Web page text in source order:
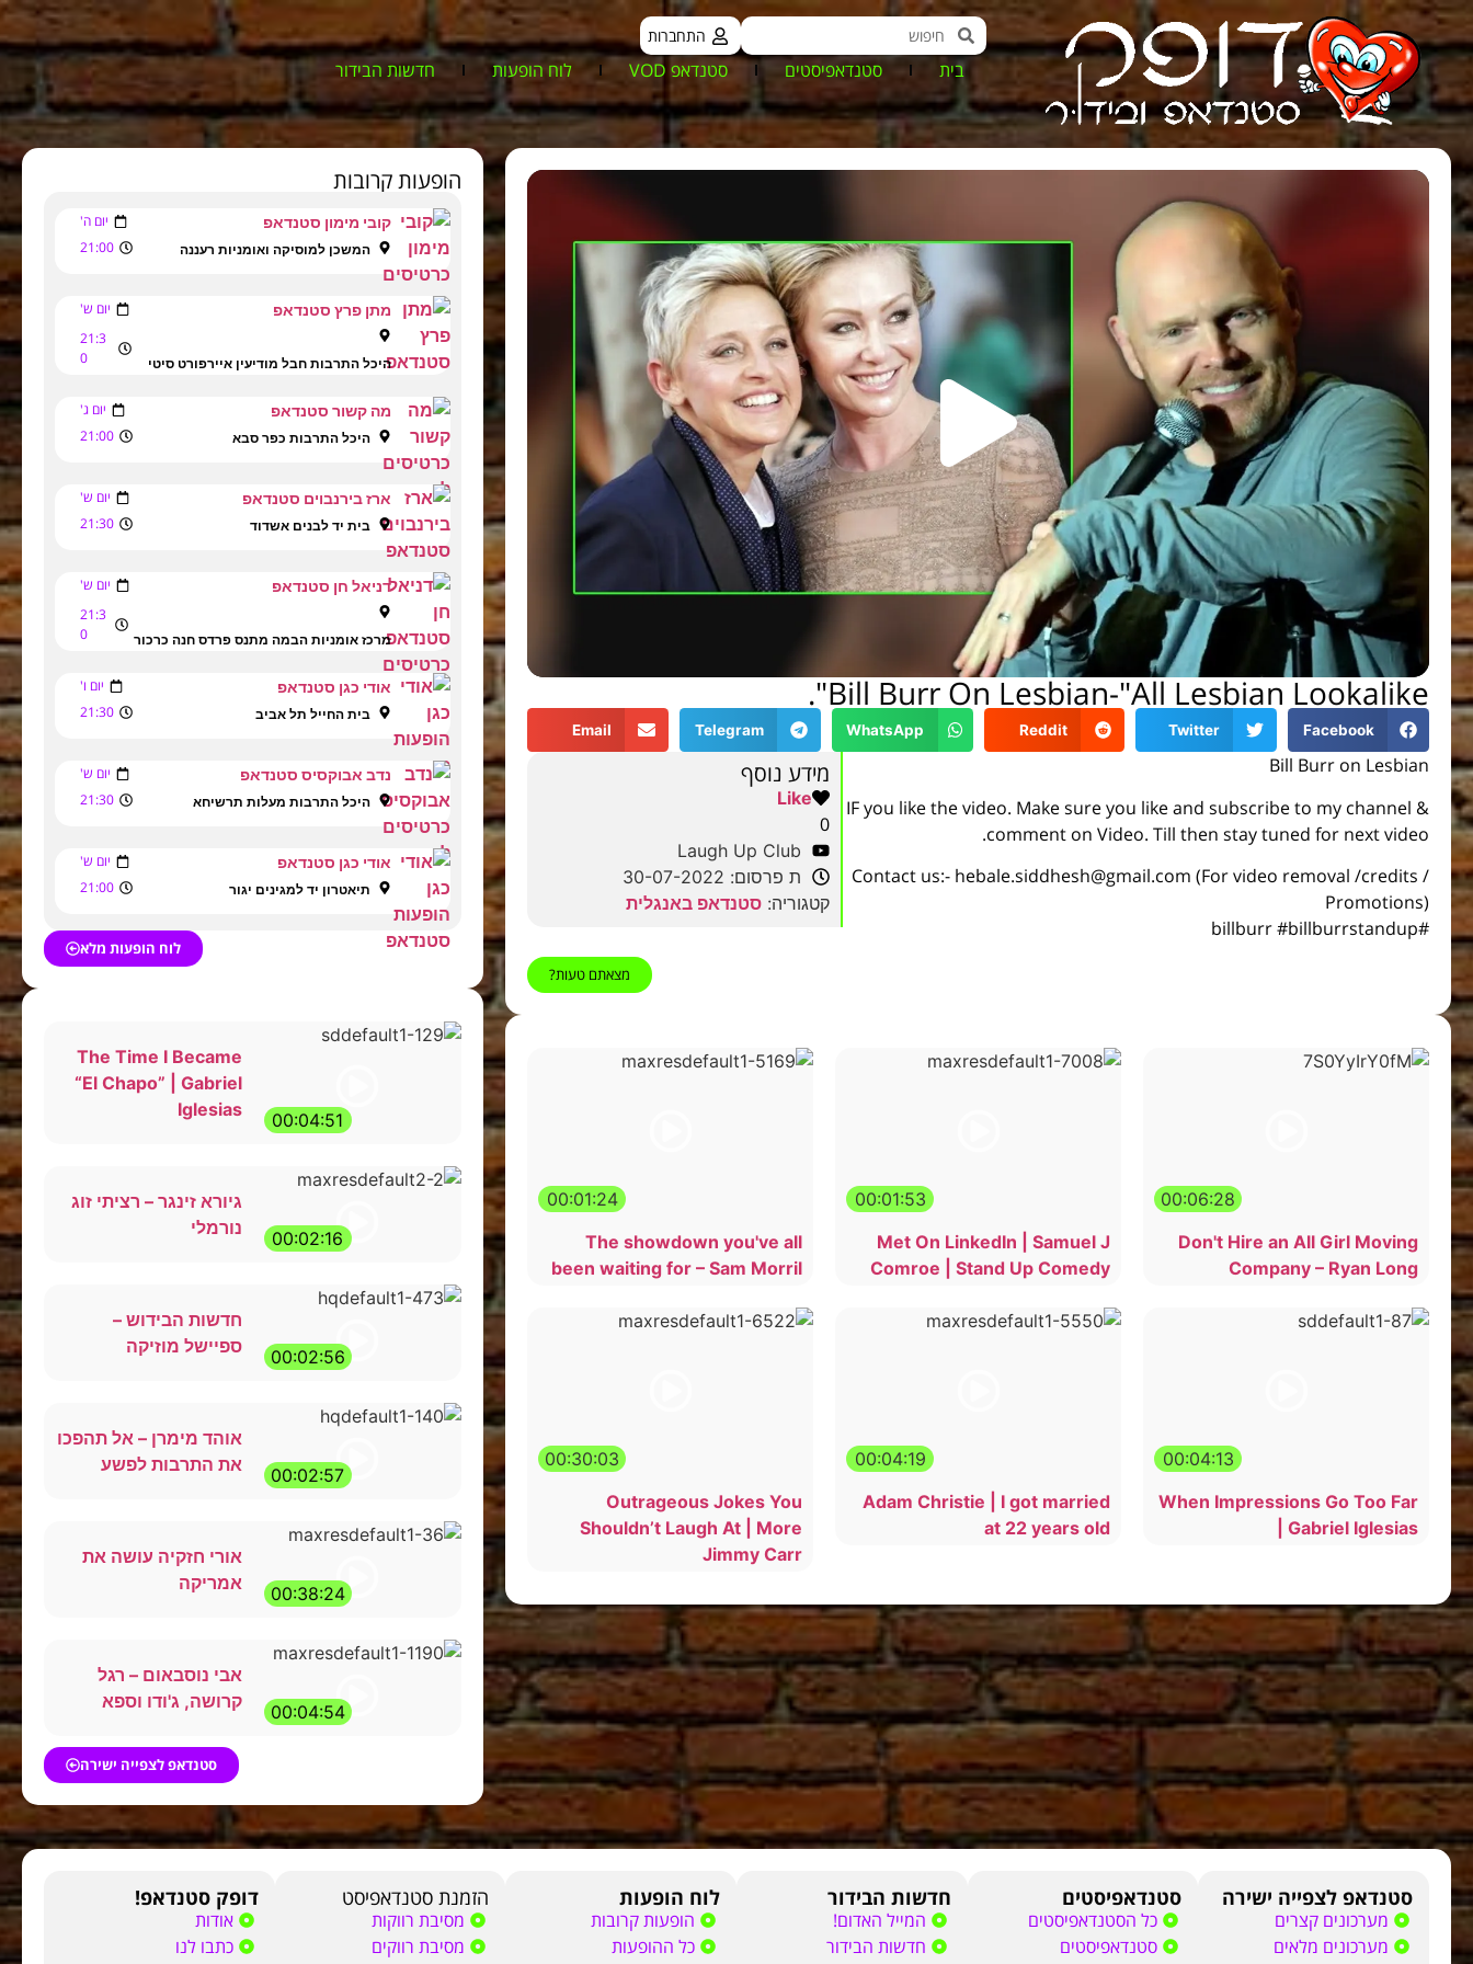
התחברות
בית סטנדאפיסטים סטנדאפ VOD לוח הופעות חדשות הבידור
Bill Burr On Lesbian-"All Lesbian Lookalike".
Facebook
Twitter
Reddit
WhatsApp
Telegram
Email
Bill Burr on Lesbian
IF you like the video. Make sure you like and subscribe to my channel &
comment on Video. Till then stay tuned for next video.
Contact us:- hebale.siddhesh@gmail.com (For video removal /credits /
Promotions)
#billburr #billburrstandup
מידע נוסף
Like
0
Laugh Up Club
ת פרסום: 30-07-2022
קטגוריה: סטנדאפ באנגלית
מצאתם טעות?
00:06:28
Don't Hire an All Girl Moving
Company – Ryan Long
00:01:53
Met On LinkedIn | Samuel J
Comroe | Stand Up Comedy
00:01:24
The showdown you've all
been waiting for – Sam Morril
00:04:13
When Impressions Go Too Far
| Gabriel Iglesias
00:04:19
Adam Christie | I got married
at 22 years old
00:30:03
Outrageous Jokes You
Shouldn’t Laugh At | More
Jimmy Carr
הופעות קרובות
קובי מימון סטנדאפ יום ה'
המשכן למוסיקה ואומניות רעננה 21:00
מתן פרץ סטנדאפ יום ש'
היכל התרבות חבל מודיעין איירפורט סיטי
21:3
0
מה קשור סטנדאפ יום ג'
היכל התרבות כפר סבא 21:00
ארז בירנבוים סטנדאפ יום ש'
בית יד לבנים אשדוד 21:30
דניאל חן סטנדאפ יום ש'
מרכז אומניות הבמה מתנס פרדס חנה כרכור
21:3
0
אודי כגן סטנדאפ יום ו'
בית החייל תל אביב 21:30
נדב אבוקסיס סטנדאפ יום ש'
היכל התרבות מעלות תרשיחא 21:30
אודי כגן סטנדאפ יום ש'
תיאטרון יד למגינים יגור 21:00
לוח הופעות מלא
00:04:51
The Time I Became
“El Chapo” | Gabriel
Iglesias
00:02:16
גיורא זינגר – רציתי זוג
נורמלי
00:02:56
חדשות הבידוש –
ספיישל מוזיקה
00:02:57
אוהד מימרן – אל תהפכו
את התרבות לפשע
00:38:24
אורי חזקיה עושה את
אמריקה
00:04:54
אבי נוסבאום – רגל
קרושה, ג'ודו וספא
סטנדאפ לצפייה ישירה
סטנדאפ לצפייה ישירה
מערכונים קצרים
מערכונים מלאים
סטנדאפיסטים
כל הסטנדאפיסטים
סטנדאפיסטים
חדשות הבידור
המייל האדום!
חדשות הבידור
לוח הופעות
הופעות קרובות
כל ההופעות
הזמנת סטנדאפיסט
מסיבת רווקות
מסיבת רווקים
דופק סטנדאפ!
אודות
כתבו לנו